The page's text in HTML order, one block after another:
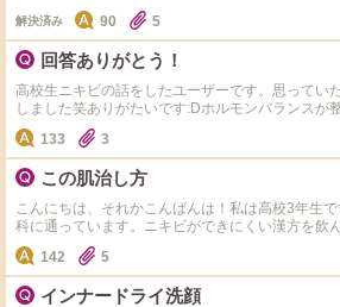
エストとルナソルの洗顔が気になりますが、あま
になにかおすすめがあれば教えてください。 朝は
ルク洗顔を使っています。 クレンジングはアテニ
たします。
解決済み 90 5
回答ありがとう！
高校生ニキビの話をしたユーザーです。思ってい
しました笑ありがたいです:Dホルモンバランスが
能性が高いようですね…個人的にオードムーゲを
よければ皆さんが行なっているケア教えてもらい
133 3
この肌治し方
こんにちは、それかこんばんは！私は高校3年生
科に通っています。ニキビができにくい漢方を飲
キビができます。洗顔もニキビ予防のものを使っ
せん…肌の赤み、ニキビ跡、毛穴で困っています
てください…よろしくお願いします( ｀・∀・´)ﾉ
142 5
インナードライ洗顔